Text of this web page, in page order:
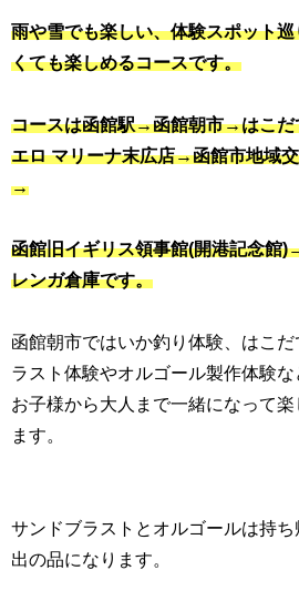
雨や雪でも楽しい、体験スポット
くても楽しめるコースです。
コースは函館駅→函館朝市→はこ
エロ マリーナ末広店→函館市地域
→
函館旧イギリス領事館(開港記念館
レンガ倉庫です。
函館朝市ではいか釣り体験、はこ
ラスト体験やオルゴール製作体験な
お子様から大人まで一緒になって
ます。
サンドブラストとオルゴールは持
出の品になります。